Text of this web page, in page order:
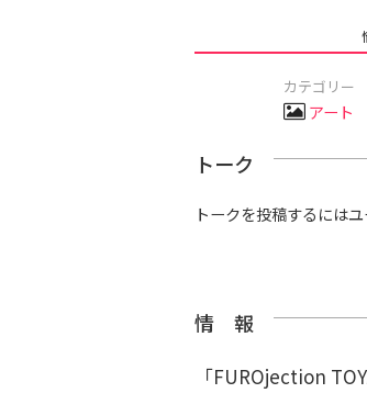
カテゴリー
アート
トーク
トークを投稿するには
情 報
「FUROjection